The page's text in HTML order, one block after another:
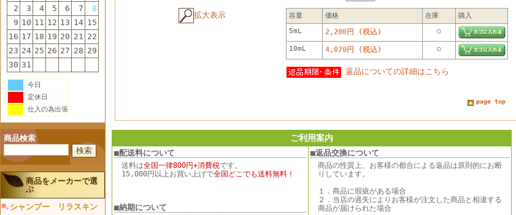
2
3 4 5 6 7
8
9 10 11 12 13 14 15
16 17 18 19 20 21 22
23 24 25 26 27 28 29
30 31
今日
定休日
仕入の為出張
商品検索
商品をメーカーで選
ぶ
シャンプー リラスキン
拡大表示 容量 価格 在庫
購入
5mL
2,200円 (税込) ○
10mL 4,070円 (税込) ○
返品についての詳細はこちら
page top
ご利用案内
■配送料について
送料は全国一律800円+消費税です。
15,000円以上お買い上げで全国どこでも送料無料！
■納期について
■返品交換について
商品の性質上、お客様の都合による返品は原則的にお断
りしています。
１．商品に瑕疵がある場合
２．当店の過失によりお客様が注文した商品と相違する
商品が届けられた場合